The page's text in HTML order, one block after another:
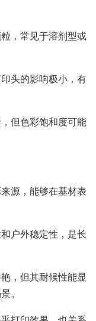
，常见于溶剂型或
头的影响极小，有
但色彩饱和度可能
源，能够在基材表
户外稳定性，是长
，但其耐候性能显
。